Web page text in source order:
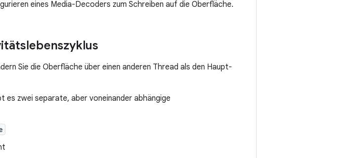
eines Media-Decoders zum Schreiben auf die Oberfläche.
Sie die Oberfläche über einen anderen Thread als den Haupt-
es zwei separate, aber voneinander abhängige